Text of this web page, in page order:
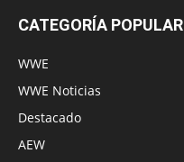
CATEGORÍA POPULAR
WWE
WWE Noticias
Destacado
AEW